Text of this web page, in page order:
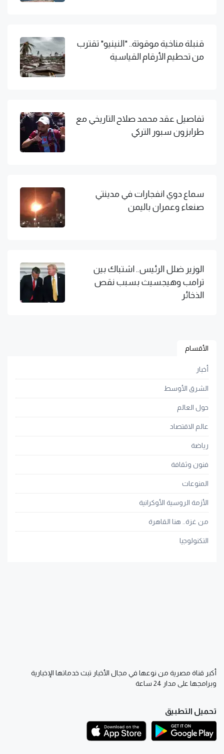
قنبلة مناخية موقوتة.. "النينيو" تقترب
من تحطيم الأرقام القياسية
تفاصيل عقد محمد صلاح التاريخي مع
طرابزون سبور التركي
سماع دوي انفجارات في مدينتي
صنعاء وعمران باليمن
الوزير ضلل الرئيس.. اشتباك بين
ترامب وهيجسيث بسبب نقص
الذخائر
الأقسام
أخبار
الشرق الأوسط
حول العالم
عالم الاقتصاد
رياضة
فنون وثقافة
المنوعات
الأزمة الروسية الأوكرانية
من غزة.. هنا القاهرة
التكنولوجيا
أكبر قناة مصرية من نوعها في مجال الأخبار تبث خدماتها الإخبارية
وبرامجها على مدار 24 ساعة
تحميل التطبيق